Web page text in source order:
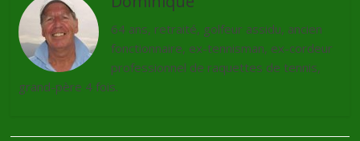
64 ans, retraité, golfeur assidu, ancien
fonctionnaire, ex-tennisman, ex-cordeur
professionnel de raquettes de tennis,
grand-père 4 fois.